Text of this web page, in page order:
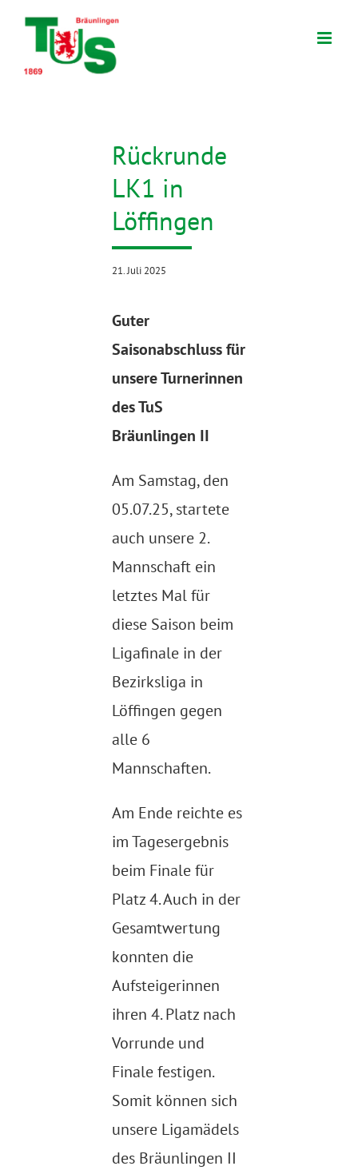
Zum
springen
Rückrunde
LK1 in
Löffingen
21. Juli 2025
Guter
Saisonabschluss für
unsere Turnerinnen
des TuS
Bräunlingen II
Am Samstag, den
05.07.25, startete
auch unsere 2.
Mannschaft ein
letztes Mal für
diese Saison beim
Ligafinale in der
Bezirksliga in
Löffingen gegen
alle 6
Mannschaften.
Am Ende reichte es
im Tagesergebnis
beim Finale für
Platz 4. Auch in der
Gesamtwertung
konnten die
Aufsteigerinnen
ihren 4. Platz nach
Vorrunde und
Finale festigen.
Somit können sich
unsere Ligamädels
des Bräunlingen II